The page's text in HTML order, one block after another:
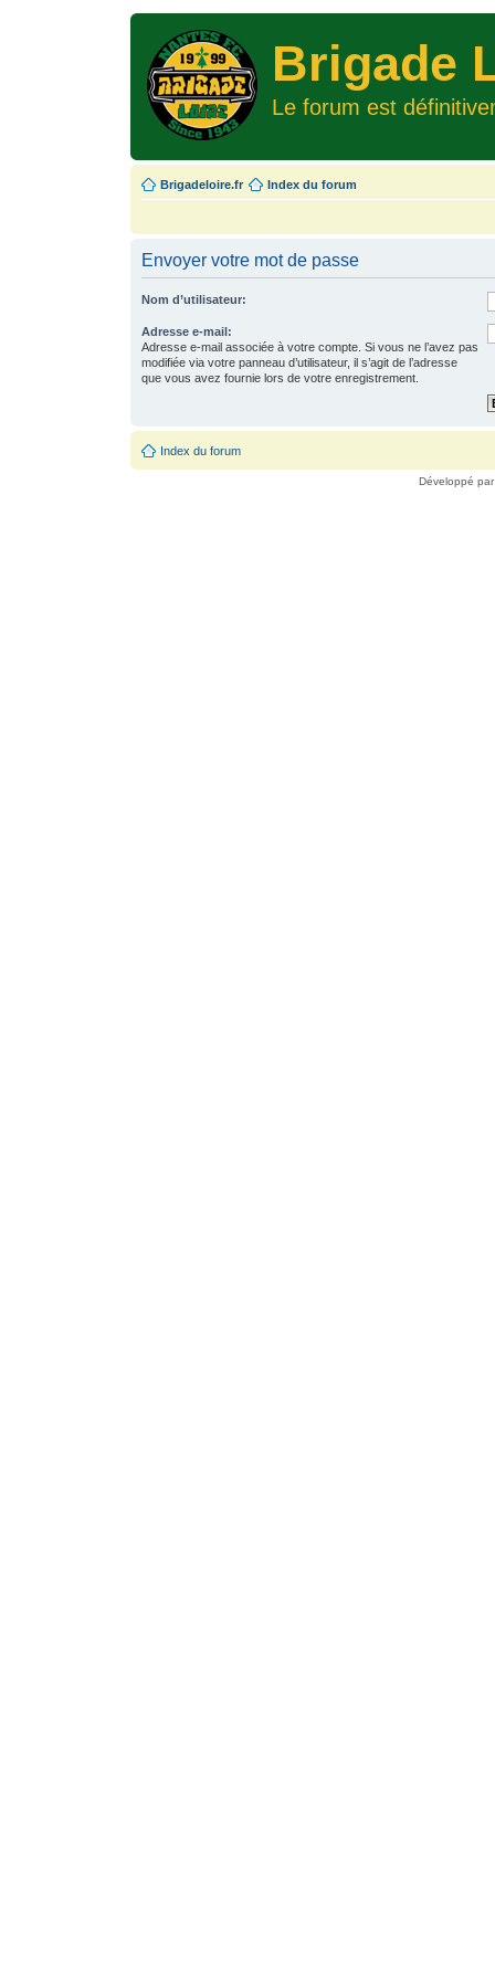
Brigade
Le forum est
Brigadeloire.fr Index du forum
Envoyer votre mot de passe
Nom d’utilisateur:
Adresse e-mail:
Adresse e-mail associée à votre compte. Si vous ne l’avez pas
modifiée via votre panneau d’utilisateur, il s’agit de l’adresse
que vous avez fournie lors de votre enregistrement.
Index du forum
Développé